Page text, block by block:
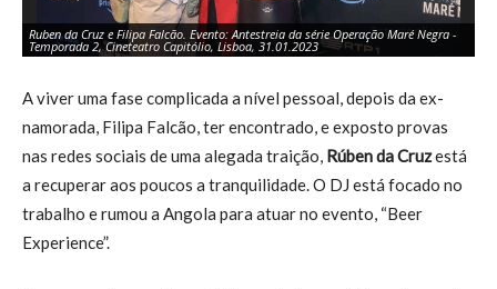
Ruben da Cruz e Filipa Falcão. Evento: Antestreia da série Operação Maré Negra -
Temporada 2, Cineteatro Capitólio, Lisboa, 31.01.2023
A viver uma fase complicada a nível pessoal, depois da ex-
namorada, Filipa Falcão, ter encontrado, e exposto provas
nas redes sociais de uma alegada traição, Rúben da Cruzestá
a recuperar aos poucos a tranquilidade. O DJ está focado no
trabalho e rumou a Angola para atuar no evento, “Beer
Experience”.